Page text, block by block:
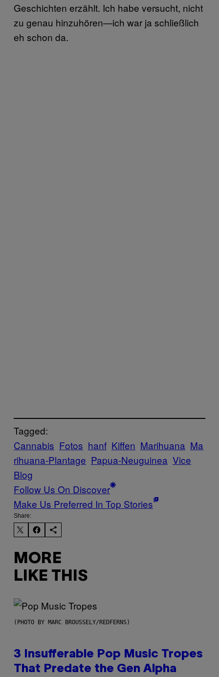
Geschichten erzählt. Ich habe versucht, nicht
zu genau hinzuhören—ich war ja schließlich
eh schon da.
Tagged:
Cannabis Fotos hanf Kiffen Marihuana Ma
rihuana-Plantage Papua-Neuguinea Vice
Blog
Follow Us On Discover
Make Us Preferred In Top Stories
Share:
MORE
LIKE THIS
(PHOTO BY MARC BROUSSELY/REDFERNS)
3 Insufferable Pop Music Tropes
That Predate the Gen Alpha